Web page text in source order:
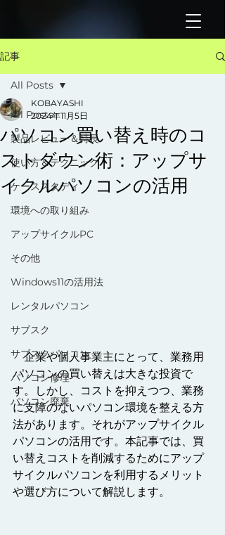
記事
All Posts
製品レビュー＆特長
使い方＆テクニック
ケーススタディ
環境への取り組み
アップサイクルPC
その他
Windows11の活用法
レンタルパソコン
サブスク
サブスクパソコン
パソコン修理
パソコン廃棄
All Posts
パソコン買い替え時のコ
ストダウン術：アップサ
イクルパソコンの活用
KOBAYASHI
2024年11月5日
企業や個人事業主にとって、業務用
パソコンの買い替えは大きな投資で
す。しかし、コストを抑えつつ、業務
に支障のないパソコン環境を整える方
法があります。それがアップサイクル
パソコンの活用です。本記事では、買
い替えコストを削減するためにアップ
サイクルパソコンを利用するメリット
や選び方について解説します。